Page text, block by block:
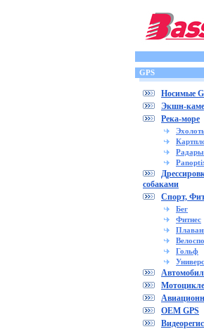
GPS
Носимые
Экшн-
Река-море
Радары
собаками
Спорт,
Бег
Фитнес
Гольф
OEM GPS